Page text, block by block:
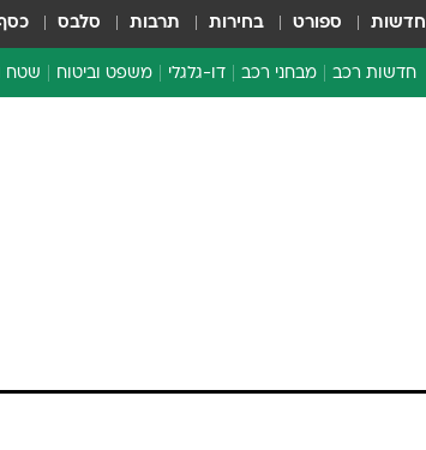
חדשות ספורט בחירות תרבות סלבס
חדשות רכב מבחני רכב דו-גלגלי משפט וביטוח שטח